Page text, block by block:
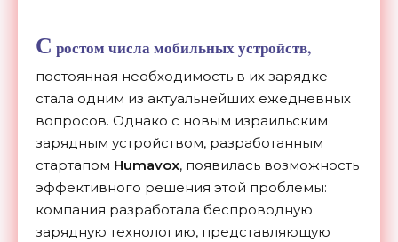
С ростом числа мобильных устройств,
постоянная необходимость в их зарядке
стала одним из актуальнейших ежедневных
вопросов. Однако с новым израильским
зарядным устройством, разработанным
стартапом Humavox, появилась возможность
эффективного решения этой проблемы:
компания разработала беспроводную
зарядную технологию, представляющую